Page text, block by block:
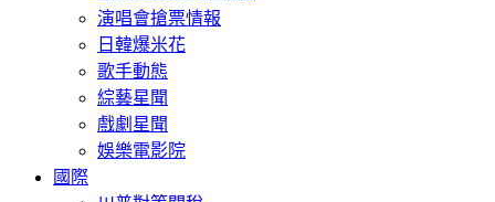
演唱會搶票情報
日韓爆米花
歌手動態
綜藝星聞
戲劇星聞
娛樂電影院
國際